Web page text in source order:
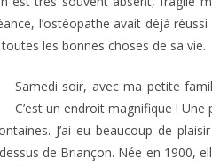
l’ostéopathe avait déjà
les bonnes choses de sa vie.
Samedi soir, avec ma petite
C’est un endroit magnifique !
J’ai eu beaucoup de
de Briançon. Née en 1900,